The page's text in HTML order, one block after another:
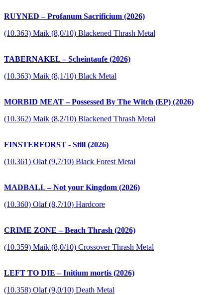
RUYNED – Profanum Sacrificium (2026)
(10.363) Maik (8,0/10) Blackened Thrash Metal
TABERNAKEL – Scheintaufe (2026)
(10.363) Maik (8,1/10) Black Metal
MORBID MEAT – Possessed By The Witch (EP) (2026)
(10.362) Maik (8,2/10) Blackened Thrash Metal
FINSTERFORST - Still (2026)
(10.361) Olaf (9,7/10) Black Forest Metal
MADBALL – Not your Kingdom (2026)
(10.360) Olaf (8,7/10) Hardcore
CRIME ZONE – Beach Thrash (2026)
(10.359) Maik (8,0/10) Crossover Thrash Metal
LEFT TO DIE – Initium mortis (2026)
(10.358) Olaf (9,0/10) Death Metal